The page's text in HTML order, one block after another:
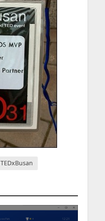
TEDxBusan